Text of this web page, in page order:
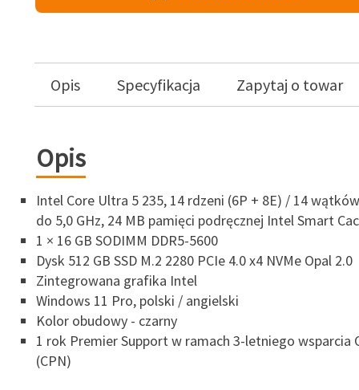
Opis Specyfikacja Zapytaj o towar
Opis
Intel Core Ultra 5 235, 14 rdzeni (6P + 8E) / 14
do 5,0 GHz, 24 MB pamięci podręcznej Intel Smart
1 × 16 GB SODIMM DDR5-5600
Dysk 512 GB SSD M.2 2280 PCIe 4.0 x4 NVMe Opal 2.0
Zintegrowana grafika Intel
Windows 11 Pro, polski / angielski
Kolor obudowy - czarny
1 rok Premier Support w ramach 3-letniego wsparcia
(CPN)